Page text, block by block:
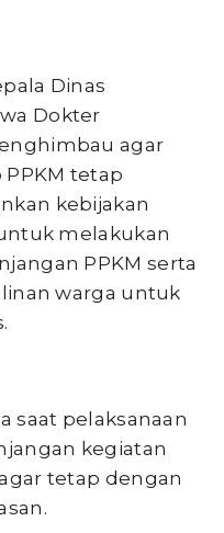
Dinas
Dokter
agar
tetap
kebijakan
melakukan
PPKM serta
warga untuk
saat pelaksanaan
kegiatan
tetap dengan